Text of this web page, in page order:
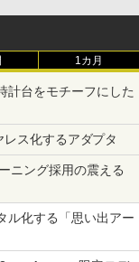
1カ月
計台をモチーフにした
ス化するアダプタ
ニング採用の震える
ル化する「思い出アー